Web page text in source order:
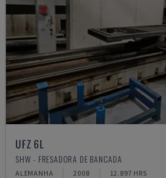
UFZ 6L
SHW - FRESADORA DE BANCADA
ALEMANHA 2008 12.897 HRS